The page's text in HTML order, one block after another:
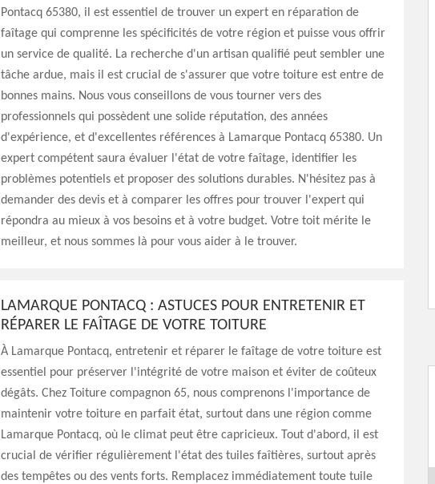
Pontacq 65380, il est essentiel de trouver un expert en réparation de
faîtage qui comprenne les spécificités de votre région et puisse vous offrir
un service de qualité. La recherche d'un artisan qualifié peut sembler une
tâche ardue, mais il est crucial de s'assurer que votre toiture est entre de
bonnes mains. Nous vous conseillons de vous tourner vers des
professionnels qui possèdent une solide réputation, des années
d'expérience, et d'excellentes références à Lamarque Pontacq 65380. Un
expert compétent saura évaluer l'état de votre faîtage, identifier les
problèmes potentiels et proposer des solutions durables. N'hésitez pas à
demander des devis et à comparer les offres pour trouver l'expert qui
répondra au mieux à vos besoins et à votre budget. Votre toit mérite le
meilleur, et nous sommes là pour vous aider à le trouver.
LAMARQUE PONTACQ : ASTUCES POUR ENTRETENIR ET
RÉPARER LE FAÎTAGE DE VOTRE TOITURE
À Lamarque Pontacq, entretenir et réparer le faîtage de votre toiture est
essentiel pour préserver l'intégrité de votre maison et éviter de coûteux
dégâts. Chez Toiture compagnon 65, nous comprenons l'importance de
maintenir votre toiture en parfait état, surtout dans une région comme
Lamarque Pontacq, où le climat peut être capricieux. Tout d'abord, il est
crucial de vérifier régulièrement l'état des tuiles faîtières, surtout après
des tempêtes ou des vents forts. Remplacez immédiatement toute tuile